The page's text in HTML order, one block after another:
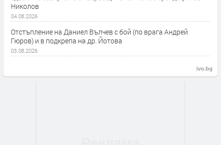
Николов
04.08.2026
Отстъпление на Даниел Вълчев с бой (по врага Андрей
Гюров) и в подкрепа на др. Йотова
03.08.2026
ivo.bg